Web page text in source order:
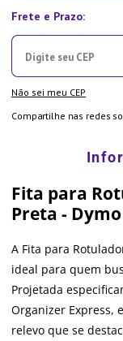
Não sei meu CEP
Compartilhe nas redes
Fita para
Preta - Dymo
A Fita para
ideal para quem
Projetada
Organizer Express,
relevo que se